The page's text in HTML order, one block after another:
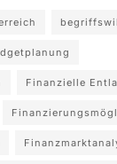
Finanzielle